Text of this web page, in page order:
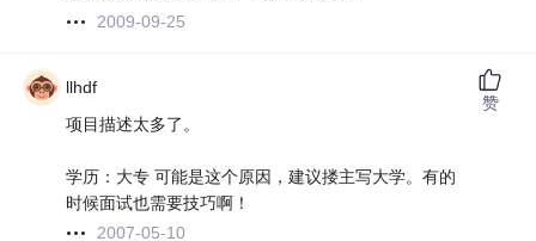
2009-09-25
llhdf
项目描述太多了。
学历：大专 可能是这个原因，建议搂主写大学。有的
时候面试也需要技巧啊！
2007-05-10
赞